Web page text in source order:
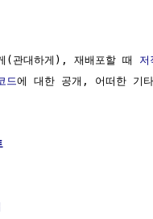
관대하게), 재배포할 때
저
드에 대한 공개, 어떠한 기